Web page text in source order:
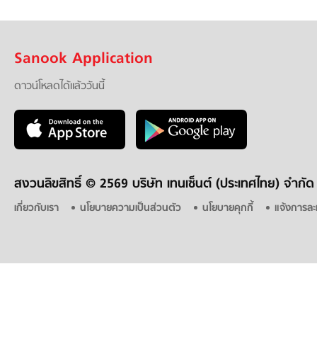
Sanook Application
ดาวน์โหลดได้แล้ววันนี้
สงวนลิขสิทธิ์ © 2569 บริษัท เทนเซ็นต์ (ประเทศไทย) จำกัด
เกี่ยวกับเรา นโยบายความเป็นส่วนตัว นโยบายคุกกี้ แจ้งการล